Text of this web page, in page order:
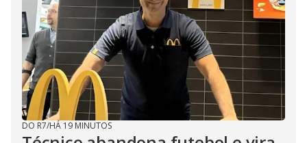
d
e
o
DO R7/HÁ 19 MINUTOS